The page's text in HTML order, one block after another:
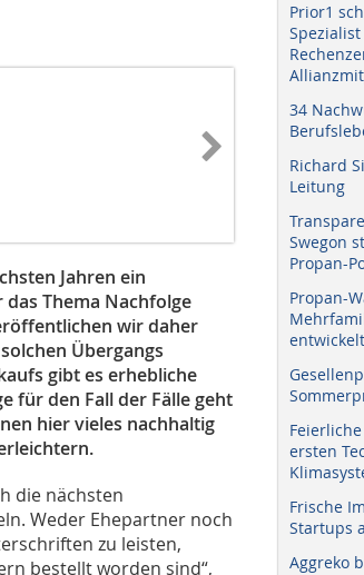
Jahren ein
Thema Nachfolge
wir daher
Übergangs
gibt es erhebliche
für den Fall der Fälle geht
hier vieles nachhaltig
die nächsten
Weder Ehepartner noch
zu leisten,
bestellt worden sind“,
Prior1
34
Richard
Leitung
Swegon
Propan-
Propan-
ersten
Frische
Startups
Aggreko